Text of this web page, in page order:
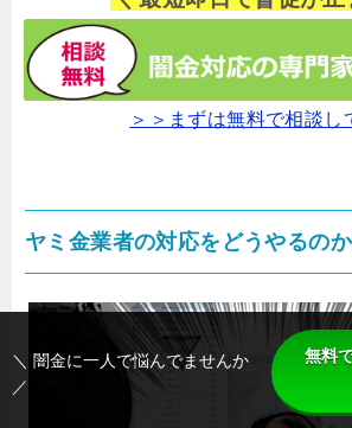
＞＞まずは無料で相談し
ヤミ金業者の対応をどうやるの
＼ 闇金に一人で悩んでませんか
／
無料